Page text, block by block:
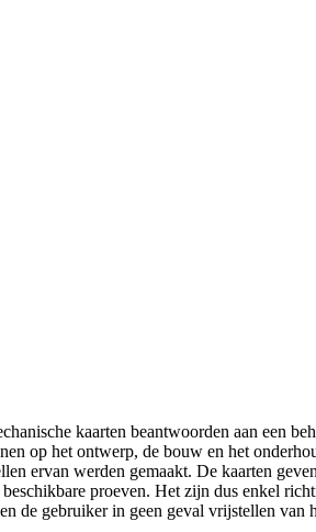
kaarten beantwoorden aan een
op het ontwerp, de bouw en het
ervan werden gemaakt. De kaarten
proeven. Het zijn dus enkel
de gebruiker in geen geval vrijstellen